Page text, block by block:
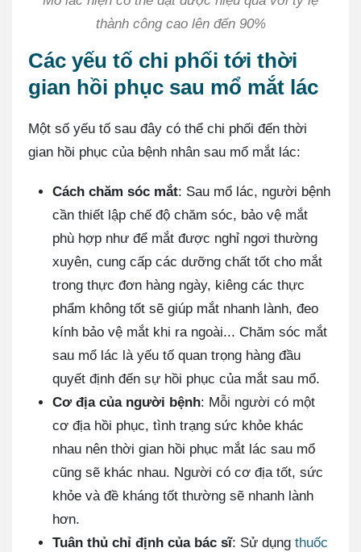
thành công cao lên đến 90%
Các yếu tố chi phối tới thời
gian hồi phục sau mổ mắt lác
Một số yếu tố sau đây có thể chi phối đến thời
gian hồi phục của bệnh nhân sau mổ mắt lác:
Cách chăm sóc mắt: Sau mổ lác, người bệnh
cần thiết lập chế độ chăm sóc, bảo vệ mắt
phù hợp như để mắt được nghỉ ngơi thường
xuyên, cung cấp các dưỡng chất tốt cho mắt
trong thực đơn hàng ngày, kiêng các thực
phẩm không tốt sẽ giúp mắt nhanh lành, đeo
kính bảo vệ mắt khi ra ngoài... Chăm sóc mắt
sau mổ lác là yếu tố quan trọng hàng đầu
quyết định đến sự hồi phục của mắt sau mổ.
Cơ địa của người bệnh: Mỗi người có một
cơ địa hồi phục, tình trạng sức khỏe khác
nhau nên thời gian hồi phục mắt lác sau mổ
cũng sẽ khác nhau. Người có cơ địa tốt, sức
khỏe và đề kháng tốt thường sẽ nhanh lành
hơn.
Tuân thủ chỉ định của bác sĩ: Sử dụng thuốc